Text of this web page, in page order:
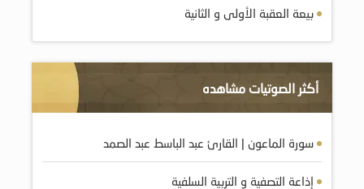
بيعة العقبة الأولى و الثانية
أكثر الصوتيات مشاهده
سورة الماعون | القارئ عبد الباسط عبد الصمد
إذاعة التصفية و التربية السلفية